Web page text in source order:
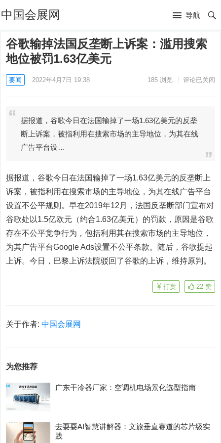
中国会展网 导航
谷歌输掉法国反垄断上诉案：滥用搜索
地位被罚1.63亿美元
要闻 2022年4月7日 19:38 185浏览 评论已关闭
据报道，谷歌今日在法国输掉了一场1.63亿美元的反垄
断上诉案，被指利用在搜索市场的主导地位，为其在线
广告平台设…
据报道，谷歌今日在法国输掉了一场1.63亿美元的反垄断上
诉案，被指利用在搜索市场的主导地位，为其在线广告平台
设置不公平规则。早在2019年12月，法国反垄断部门宣布对
谷歌处以1.5亿欧元（约合1.63亿美元）的罚款，原因是谷歌
存在不公平竞争行为，包括利用其在搜索市场的主导地位，
为其广告平台Google Ads设置不公平条款。随后，谷歌提起
上诉。今日，巴黎上诉法院驳回了谷歌的上诉，维持原判。
22 赞
打赏
关于作者:中国会展网
为您推荐
广东干冷器厂家：空调机电场景化选型指南
去耍耍AI智慧讲解器：文旅垂直赛道的芯片级实
践